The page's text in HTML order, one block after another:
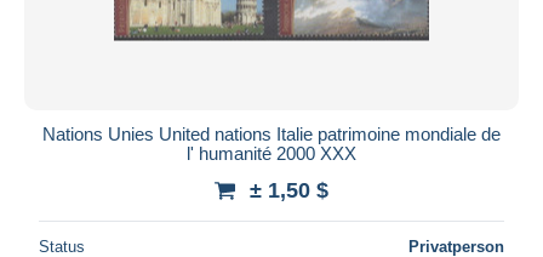
Nations Unies United nations Italie patrimoine mondiale de
l' humanité 2000 XXX
± 1,50 $
Status Privatperson